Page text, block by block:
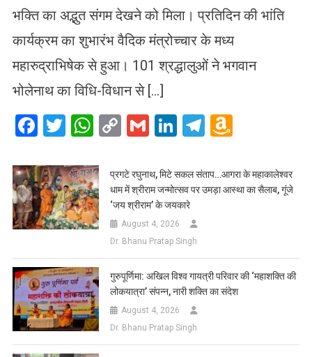
भक्ति का अद्भुत संगम देखने को मिला। प्रतिदिन की भांति
कार्यक्रम का शुभारंभ वैदिक मंत्रोच्चार के मध्य
महारुद्राभिषेक से हुआ। 101 श्रद्धालुओं ने भगवान
भोलेनाथ का विधि-विधान से […]
Facebook
Twitter
WhatsApp
CopyGmailLinkedIn
Telegram
List
प्रगटे रघुनाथ, मिटे सकल संताप…आगरा के महाकालेश्वर
धाम में श्रीराम जन्मोत्सव पर उमड़ा आस्था का सैलाब, गूंजे
‘जय श्रीराम’ के जयकारे
August 4, 2026
Dr. Bhanu Pratap Singh
गुरुपूर्णिमा: अखिल विश्व गायत्री परिवार की ‘महाशक्ति की
लोकयात्रा’ संपन्न, नारी शक्ति का संदेश
August 4, 2026
Dr. Bhanu Pratap Singh